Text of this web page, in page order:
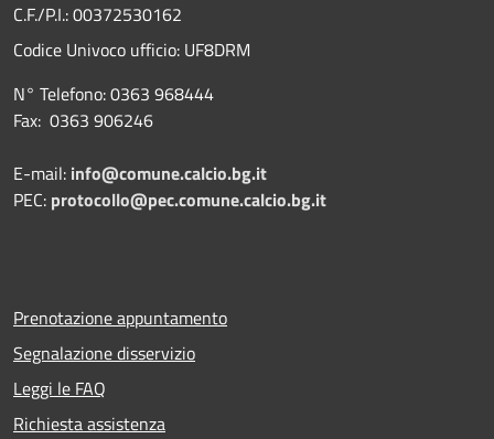
C.F./P.I.: 00372530162
Codice Univoco ufficio: UF8DRM
N° Telefono: 0363 968444
Fax: 0363 906246
E-mail: info@comune.calcio.bg.it
PEC: protocollo@pec.comune.calcio.bg.it
Prenotazione appuntamento
Segnalazione disservizio
Leggi le FAQ
Richiesta assistenza